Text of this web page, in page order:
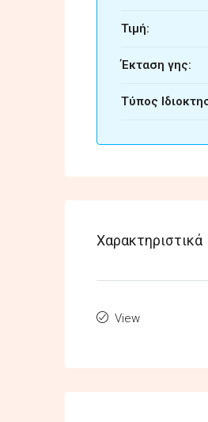
Τιμή:
Έκταση γης:
Τύπος
Χαρακτηριστικά
View